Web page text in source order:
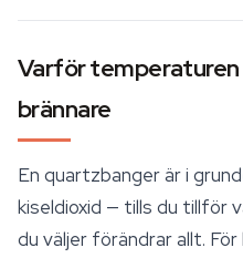
Varför temperaturen
brännare
En quartzbanger är i
kiseldioxid — tills du tillför
du väljer förändrar allt.